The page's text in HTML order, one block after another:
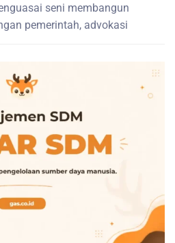
seni membangun
pemerintah, advokasi